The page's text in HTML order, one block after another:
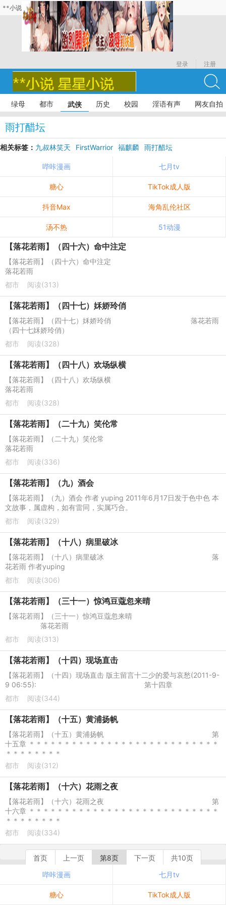
**小说
登录 注册
绿母 都市 武侠 历史 校园 淫语有声 网友自拍
雨打醋坛
相关标签： 九叔林笑天 FirstWarrior 福麒麟 雨打醋坛
哔咔漫画
七月tv
糖心 TikTok成人版
抖音Max 海角乱伦社区
汤不热 51动漫
【落花若雨】（四十六）命中注定
【落花若雨】（四十六）命中注定
落花若雨
都市
阅读(313)
【落花若雨】（四十七）姀娇玲俏
【落花若雨】（四十七）姀娇玲俏 落花若雨
（四十七姀娇玲俏）
都市
阅读(328)
【落花若雨】（四十八）欢场纵横
【落花若雨】（四十八）欢场纵横
落花若雨
都市
阅读(328)
【落花若雨】（二十九）笑伦常
【落花若雨】（二十九）笑伦常
落花若雨
都市
阅读(336)
【落花若雨】（九）酒会
【落花若雨】（九）酒会 作者 yuping 2011年6月17日发于色中色 本
文故事，属虚构，如有雷同，实属巧合。
都市
阅读(329)
【落花若雨】（十八）病里破冰
【落花若雨】（十八）病里破冰 落
花若雨 作者yuping
都市
阅读(306)
【落花若雨】（三十一）惊鸿豆蔻忽来晴
【落花若雨】（三十一）惊鸿豆蔻忽来晴
落花若雨
都市
阅读(313)
【落花若雨】（十四）现场直击
【落花若雨】（十四）现场直击 版主留言十二少的爱与哀愁(2011-9-
9 06:55): 第十四章
都市
阅读(344)
【落花若雨】（十五）黄浦扬帆
【落花若雨】（十五）黄浦扬帆 第
十五章 ＊＊＊＊＊＊＊＊＊＊＊＊＊＊＊＊＊＊＊＊＊＊＊＊＊＊＊
＊＊＊＊＊＊＊＊
都市
阅读(312)
【落花若雨】（十六）花雨之夜
【落花若雨】（十六）花雨之夜 第
十六章 ＊＊＊＊＊＊＊＊＊＊＊＊＊＊＊＊＊＊＊＊＊＊＊＊＊＊＊
＊＊＊＊＊＊＊＊
都市
阅读(334)
首页 上一页 第8页 下一页
共10页
哔咔漫画
七月tv
糖心 TikTok成人版